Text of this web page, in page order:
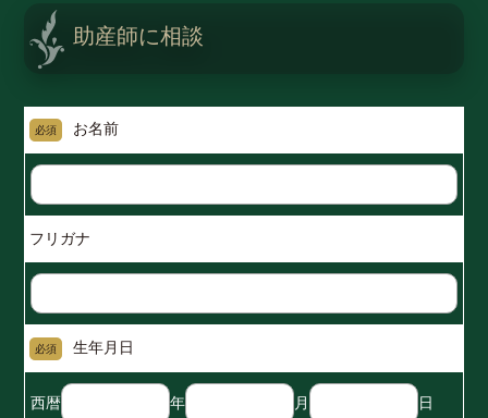
助産師に相談
必須 お名前
フリガナ
必須 生年月日
西暦 年 月 日